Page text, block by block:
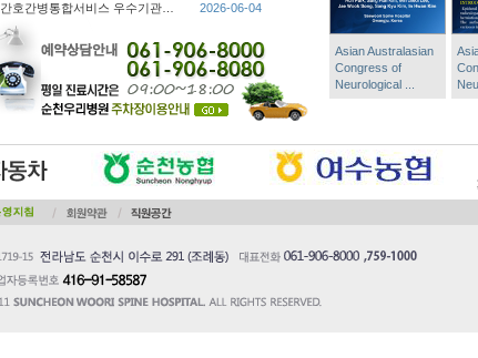
간호간병통합서비스 우수기관…
2026-06-04
Asian Australasian
Congress of
Neurological ...